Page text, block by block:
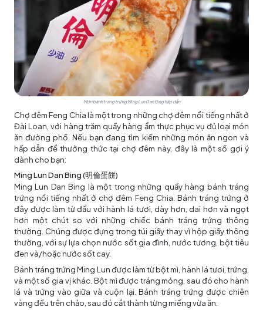
Món bánh tráng trứng Ming Lun Dan Bing hấp dẫn
Chợ đêm Feng Chia là một trong những chợ đêm nổi tiếng nhất ở
Đài Loan, với hàng trăm quầy hàng ẩm thực phục vụ đủ loại món
ăn đường phố. Nếu bạn đang tìm kiếm những món ăn ngon và
hấp dẫn để thưởng thức tại chợ đêm này, đây là một số gợi ý
dành cho bạn:
Ming Lun Dan Bing (明倫蛋餅)
Ming Lun Dan Bing là một trong những quầy hàng bánh tráng
trứng nổi tiếng nhất ở chợ đêm Feng Chia. Bánh tráng trứng ở
đây được làm từ đầu với hành lá tươi, dày hơn, dai hơn và ngọt
hơn một chút so với những chiếc bánh tráng trứng thông
thường. Chúng được đựng trong túi giấy thay vì hộp giấy thông
thường, với sự lựa chọn nước sốt gia đình, nước tương, bột tiêu
đen và/hoặc nước sốt cay.
Bánh tráng trứng Ming Lun được làm từ bột mì, hành lá tươi, trứng,
và một số gia vị khác. Bột mì được tráng mỏng, sau đó cho hành
lá và trứng vào giữa và cuộn lại. Bánh tráng trứng được chiên
vàng đều trên chảo, sau đó cắt thành từng miếng vừa ăn.